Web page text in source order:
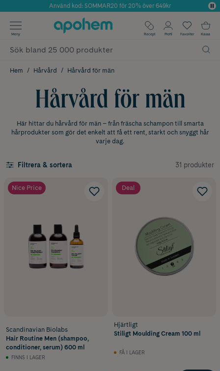
Årets Butik 2025 inom Skönhet
Använd kod: SOMMAR20 för 20% över 649kr
✓ Fri frakt
✓ Poäng på alla köp*
Meny Recept Profil Favoriter Kassa
Hem Hårvård Hårvård för män
Hårvård för män
Här hittar du hårvård för män – från fräscha schampon till smarta
hårprodukter som gör det enkelt att få ett rent, starkt och snyggt hår
varje dag.
Filtrera & sortera 31 produkter
Nice Price
Scandinavian Biolabs
Hair Routine Men (shampoo,
conditioner, serum) 600 ml
FINNS I LAGER
Deal
Hjärtligt
Stiligt Moulding Cream 100 ml
FÅ I LAGER